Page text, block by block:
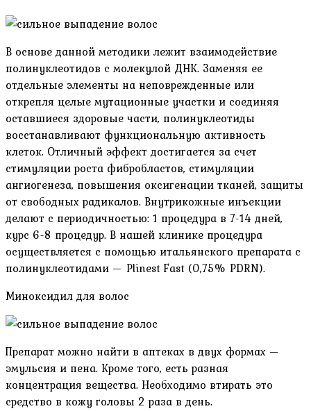
В основе данной методики лежит взаимодействие
полинуклеотидов с молекулой ДНК. Заменяя ее
отдельные элементы на неповрежденные или
открепля целые мутационные участки и соединяя
оставшиеся здоровые части, полинуклеотиды
восстанавливают функциональную активность
клеток. Отличный эффект достигается за счет
стимуляции роста фибробластов, стимуляции
ангиогенеза, повышения оксигенации тканей, защиты
от свободных радикалов. Внутрикожные инъекции
делают с периодичностью: 1 процедура в 7-14 дней,
курс 6-8 процедур. В нашей клинике процедура
осуществляется с помощью итальянского препарата с
полинуклеотидами — Plinest Fast (0,75% PDRN).
Миноксидил для волос
Препарат можно найти в аптеках в двух формах —
эмульсия и пена. Кроме того, есть разная
концентрация вещества. Необходимо втирать это
средство в кожу головы 2 раза в день.